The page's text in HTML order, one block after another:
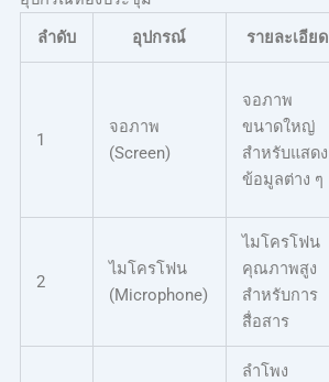
ลำดับ
อุปกรณ์ รายละเอียด
1
จอภาพ
(Screen)
จอภาพ
ขนาดใหญ่
สำหรับแสดง
ข้อมูลต่าง ๆ
2
ไมโครโฟน
(Microphone)
ไมโครโฟน
คุณภาพสูง
สำหรับการ
สื่อสาร
ลำโพง